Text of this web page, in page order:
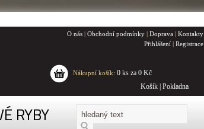
O nás | Obchodní podmínky | Doprava | Kontakty
Přihlášení | Registrace
Nákupní košík: 0 ks za 0 Kč
Košík
Pokladna
RYBY